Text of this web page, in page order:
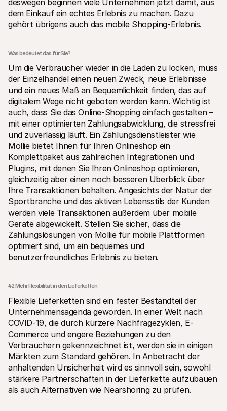
deswegen beginnen viele Unternehmen jetzt damit, aus
dem Einkauf ein echtes Erlebnis zu machen. Dazu
gehört übrigens auch das mobile Shopping-Erlebnis.
Was bedeutet das für Sie?
Um die Verbraucher wieder in die Läden zu locken, muss
der Einzelhandel einen neuen Zweck, neue Erlebnisse
und ein neues Maß an Bequemlichkeit finden, das auf
digitalem Wege nicht geboten werden kann. Wichtig ist
auch, dass Sie das Online-Shopping einfach gestalten –
mit einer optimierten Zahlungsabwicklung, die stressfrei
und zuverlässig läuft. Ein Zahlungsdienstleister wie
Mollie bietet Ihnen für Ihren Onlineshop ein
Komplettpaket aus zahlreichen Integrationen und
Plugins, mit denen Sie Ihren Onlineshop optimieren,
gleichzeitig aber einen noch besseren Überblick über
Ihre Transaktionen behalten. Angesichts der Natur der
Sportbranche und des aktiven Lebensstils der Kunden
werden viele Transaktionen außerdem über mobile
Geräte abgewickelt. Stellen Sie sicher, dass die
Zahlungslösungen von Mollie für mobile Plattformen
optimiert sind, um ein bequemes und
benutzerfreundliches Erlebnis zu bieten.
#2 Mehr Flexibilität in den Lieferketten
Flexible Lieferketten sind ein fester Bestandteil der
Unternehmensagenda geworden. In einer Welt nach
COVID-19, die durch kürzere Nachfragezyklen, E-
Commerce und engere Beziehungen zu den
Verbrauchern gekennzeichnet ist, werden sie in einigen
Märkten zum Standard gehören. In Anbetracht der
anhaltenden Unsicherheit wird es sinnvoll sein, sowohl
stärkere Partnerschaften in der Lieferkette aufzubauen
als auch Alternativen wie Nearshoring zu prüfen.